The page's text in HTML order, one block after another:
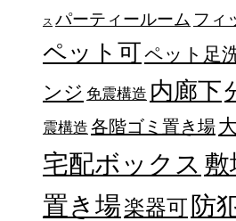
ス パーティールーム フィ
ペット可ペット足
ンジ 免震構造 内廊下
震構造各階ゴミ置き場
宅配ボックス 敷
置き場楽器可防